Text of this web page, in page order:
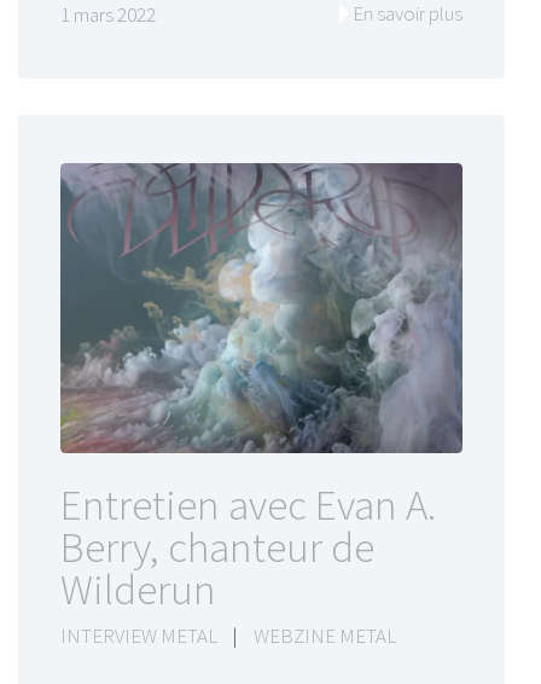
1 mars 2022 En savoir plus
Entretien avec Evan A.
Berry, chanteur de
Wilderun
INTERVIEW METAL | WEBZINE METAL